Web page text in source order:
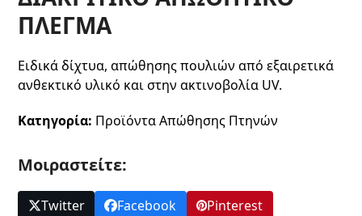
ΠΛΕΓΜΑ
Ειδικά δίχτυα, απώθησης πουλιών από εξαιρετικά
ανθεκτικό υλικό και στην ακτινοβολία UV.
Κατηγορία: Προϊόντα Απώθησης Πτηνών
Μοιραστείτε:
Twitter Facebook
Pinterest